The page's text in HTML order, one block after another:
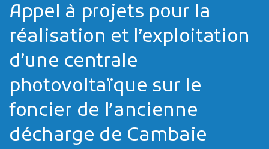
Espace Pédagogique
RECHERCHE
CALENDRIERS DE COLLECTE
MES DÉMARCHES
Appel à projets pour la
réalisation et l’exploitation
d’une centrale
photovoltaïque sur le
foncier de l’ancienne
décharge de Cambaie